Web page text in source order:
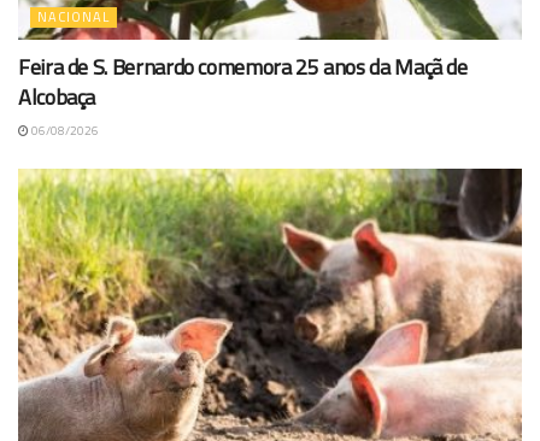
NACIONAL
Feira de S. Bernardo comemora 25 anos da Maçã de
Alcobaça
06/08/2026